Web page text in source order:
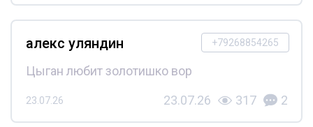
+79268854265
алекс уляндин
Цыган любит золотишко вор
23.07.26 23.07.26 317 2